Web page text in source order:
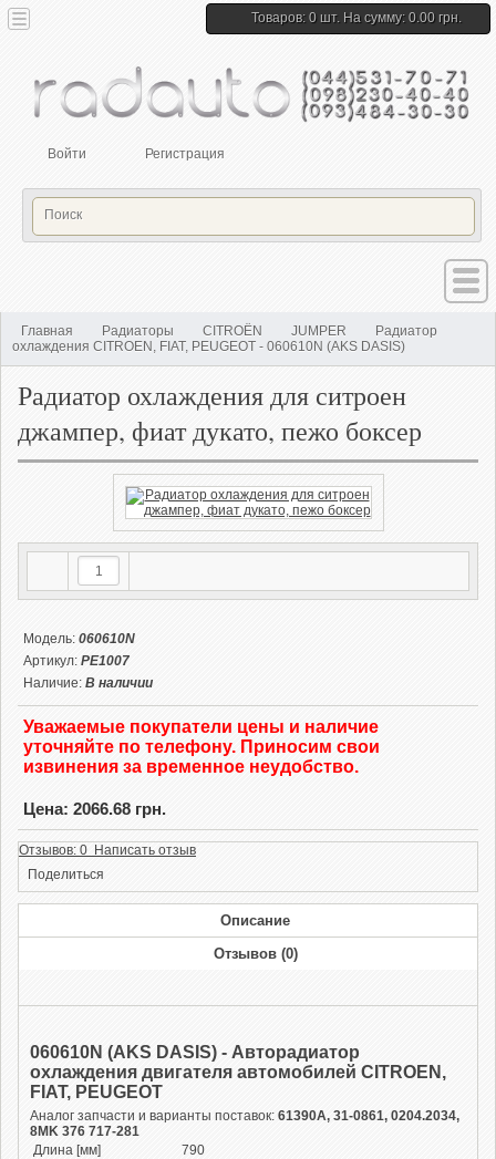
Товаров: 0 шт. На сумму: 0.00 грн.
Войти Регистрация
Главная Радиаторы CITROËN JUMPER
Радиатор
охлаждения CITROEN, FIAT, PEUGEOT - 060610N (AKS DASIS)
Радиатор охлаждения для ситроен
джампер, фиат дукато, пежо боксер
Модель: 060610N
Артикул: PE1007
Наличие: В наличии
Уважаемые покупатели цены и наличие
уточняйте по телефону. Приносим свои
извинения за временное неудобство.
Цена: 2066.68 грн.
Отзывов: 0 Написать отзыв
Поделиться
Описание
Отзывов (0)
060610N (AKS DASIS) - Авторадиатор
охлаждения двигателя автомобилей CITROEN,
FIAT, PEUGEOT
Аналог запчасти и варианты поставок: 61390A, 31-0861, 0204.2034,
8MK 376 717-281
Длина [мм]
790